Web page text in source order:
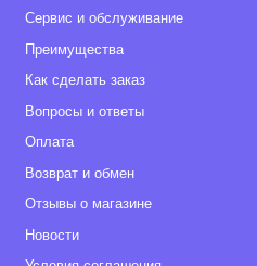
Сервис и обслуживание
Преимущества
Как сделать заказ
Вопросы и ответы
Оплата
Возврат и обмен
Отзывы о магазине
Новости